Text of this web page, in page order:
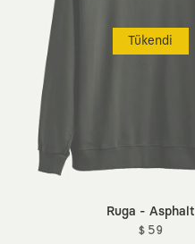
Tükendi
Ruga - Asphalt
$ 59